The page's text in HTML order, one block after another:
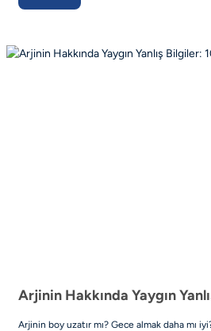
Arjinin boy uzatır mı? Gece almak daha mı